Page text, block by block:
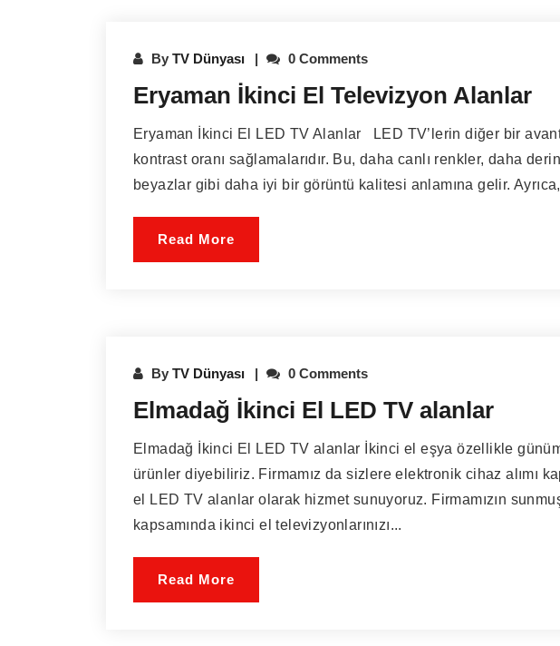
By TV Dünyası 0 Comments
Eryaman İkinci El Televizyon Alanlar
Eryaman İkinci El LED TV Alanlar LED TV’lerin diğer bir
kontrast oranı sağlamalarıdır. Bu, daha canlı renkler, daha
beyazlar gibi daha iyi bir görüntü kalitesi anlamına gelir.
Read More
By TV Dünyası 0 Comments
Elmadağ İkinci El LED TV alanlar
Elmadağ İkinci El LED TV alanlar İkinci el eşya özellikle
ürünler diyebiliriz. Firmamız da sizlere elektronik cihaz alımı
el LED TV alanlar olarak hizmet sunuyoruz. Firmamızın
kapsamında ikinci el televizyonlarınızı...
Read More